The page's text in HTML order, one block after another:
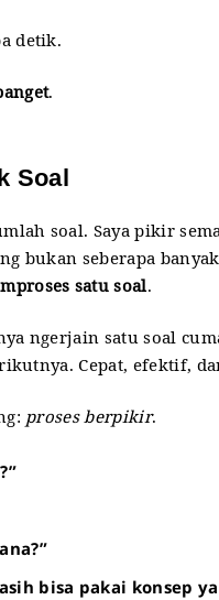
detik.
.
Soal
soal. Saya pikir
bukan seberapa
satu soal.
ngerjain satu soal
Cepat, efektif,
proses berpikir.
bisa pakai konsep